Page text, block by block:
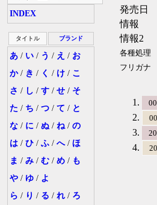
INDEX
タイトル ブランド
あ / い / う / え / お
か/ き / く / け / こ
さ / し / す / せ / そ
た / ち / つ / て / と
な / に / ぬ / ね / の
は / ひ / ふ / へ/ ほ
ま / み / む / め / も
や / ゆ / よ
ら / り / る / れ / ろ
発売日
情報
情報2
各種処理
フリガナ